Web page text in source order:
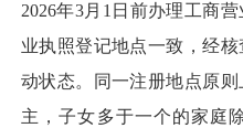
2026年3月1日前办理工商
业执照登记地点一致，经
动状态。同一注册地点原
主，子女多于一个的家庭